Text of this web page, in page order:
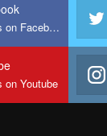
Join us on Facebook
on Youtube